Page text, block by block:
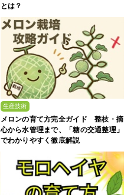
とは？
生産技術
メロンの育て方完全ガイド 整枝・摘
心から水管理まで、「糖の交通整理」
でわかりやすく徹底解説